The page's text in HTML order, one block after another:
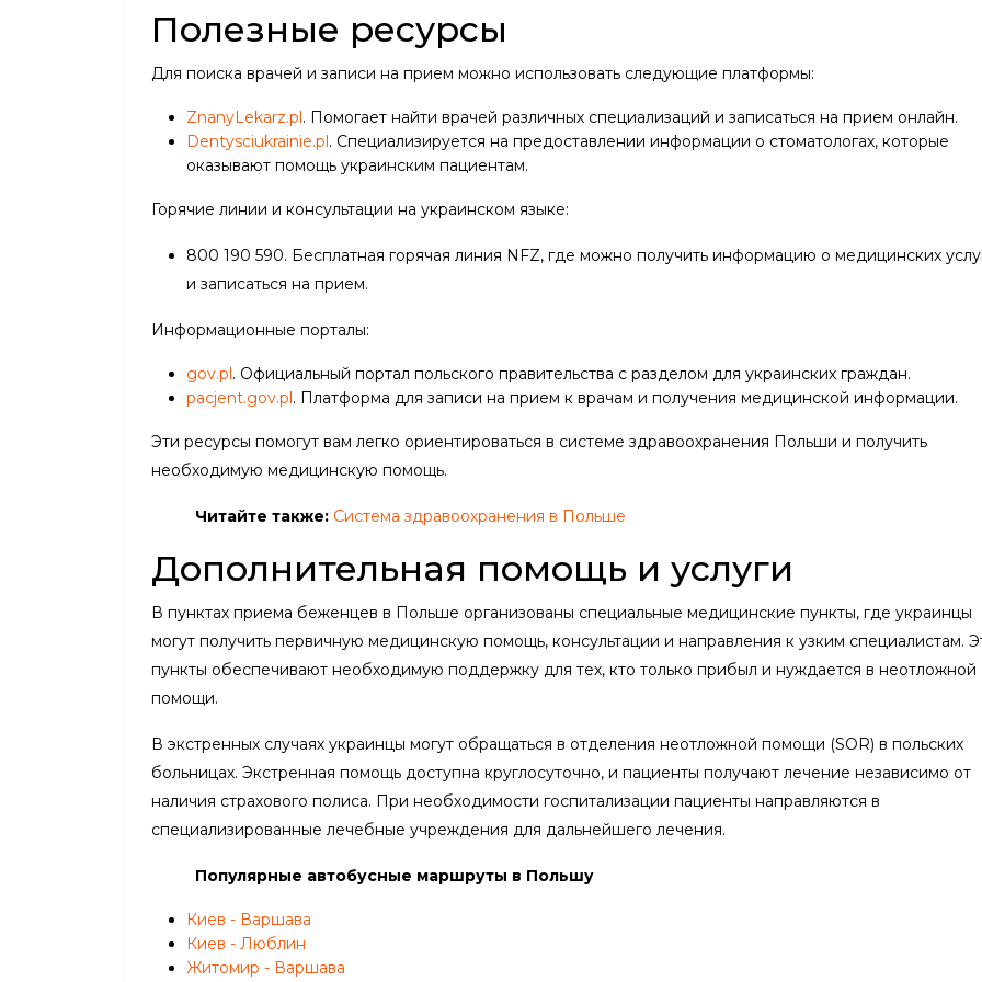
Полезные ресурсы
Для поиска врачей и записи на прием можно использовать следующие платформы:
ZnanyLekarz.pl. Помогает найти врачей различных специализаций и записаться на прием онлайн.
Dentysciukrainie.pl. Специализируется на предоставлении информации о стоматологах, которые
оказывают помощь украинским пациентам.
Горячие линии и консультации на украинском языке:
800 190 590. Бесплатная горячая линия NFZ, где можно получить информацию о медицинских
и записаться на прием.
Информационные порталы:
gov.pl. Официальный портал польского правительства с разделом для украинских граждан.
pacjent.gov.pl. Платформа для записи на прием к врачам и получения медицинской информации.
Эти ресурсы помогут вам легко ориентироваться в системе здравоохранения Польши и получить
необходимую медицинскую помощь.
Читайте также: Система здравоохранения в Польше
Дополнительная помощь и услуги
В пунктах приема беженцев в Польше организованы специальные медицинские пункты, где украинцы
могут получить первичную медицинскую помощь, консультации и направления к узким специалистам.
пункты обеспечивают необходимую поддержку для тех, кто только прибыл и нуждается в неотложной
помощи.
В экстренных случаях украинцы могут обращаться в отделения неотложной помощи (SOR) в польских
больницах. Экстренная помощь доступна круглосуточно, и пациенты получают лечение независимо от
наличия страхового полиса. При необходимости госпитализации пациенты направляются в
специализированные лечебные учреждения для дальнейшего лечения.
Популярные автобусные маршруты в Польшу
Киев - Варшава
Киев - Люблин
Житомир - Варшава